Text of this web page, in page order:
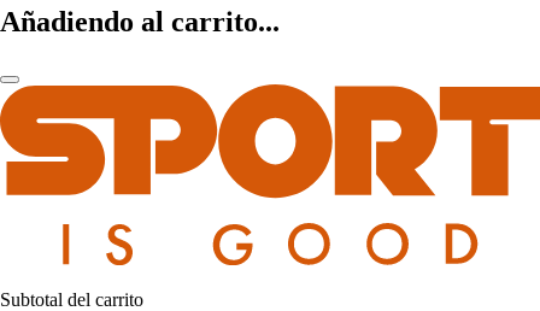
Añadiendo al carrito...
Subtotal del carrito